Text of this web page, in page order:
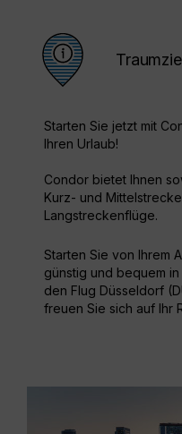
Starten Sie jetzt mit
Ihren Urlaub!
Condor bietet Ihnen
Kurz- und
Langstreckenflüge.
Starten Sie von Ihrem
günstig und bequem
den Flug Düsseldorf
freuen Sie sich auf Ihr